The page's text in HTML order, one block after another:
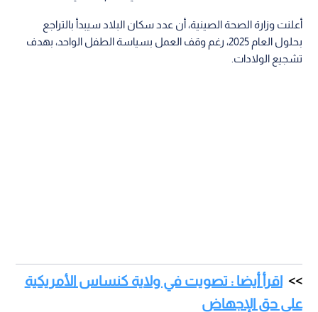
أعلنت وزارة الصحة الصينية، أن عدد سكان البلاد سيبدأ بالتراجع
بحلول العام 2025، رغم وقف العمل بسياسة الطفل الواحد، بهدف
تشجيع الولادات.
اقرأ أيضا : تصويت في ولاية كنساس الأمريكية
على حق الإجهاض